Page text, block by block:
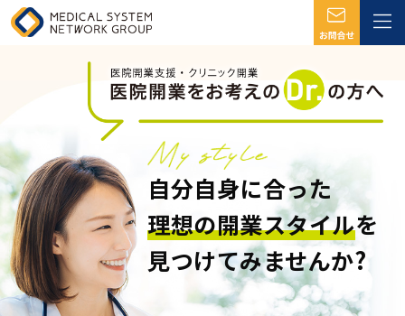
自分自身に合った
理想の開業スタイルを
見つけてみませんか?